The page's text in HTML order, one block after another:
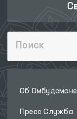
Об Омбудсмане
Пресс Служба